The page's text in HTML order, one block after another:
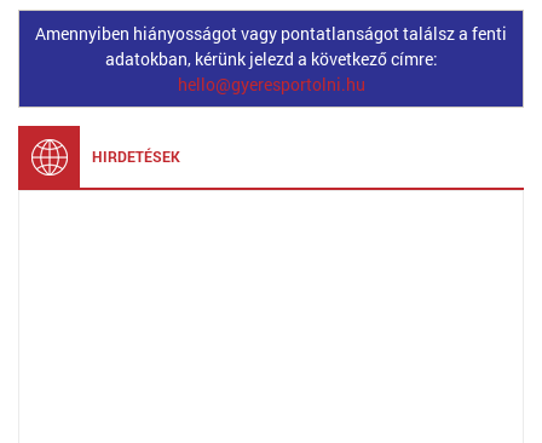
Amennyiben hiányosságot vagy pontatlanságot találsz a fenti
adatokban, kérünk jelezd a következő címre:
hello@gyeresportolni.hu
HIRDETÉSEK